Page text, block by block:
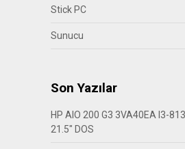
Stick PC
Sunucu
Son Yazılar
HP AIO 200 G3 3VA40EA I3-
21.5″ DOS